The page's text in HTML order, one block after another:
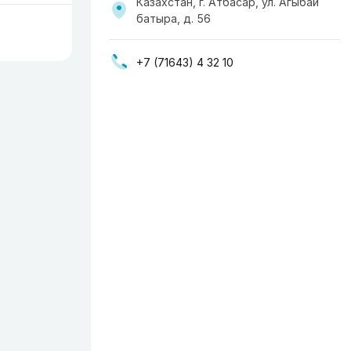
батыра, д. 56
+7 (71643) 4 32 10